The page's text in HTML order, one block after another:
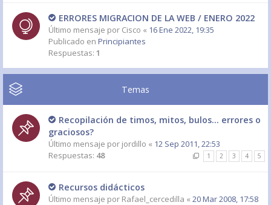
ERRORES MIGRACION DE LA WEB / ENERO 2022
Último mensaje por Cisco « 16 Ene 2022, 19:35
Publicado en Principiantes
Respuestas: 1
Temas
Recopilación de timos, mitos, bulos... errores o
graciosos?
Último mensaje por jordillo « 12 Sep 2011, 22:53
Respuestas: 48 1 2 3 4 5
Recursos didácticos
Último mensaje por Rafael_cercedilla « 20 Mar 2008, 17:58